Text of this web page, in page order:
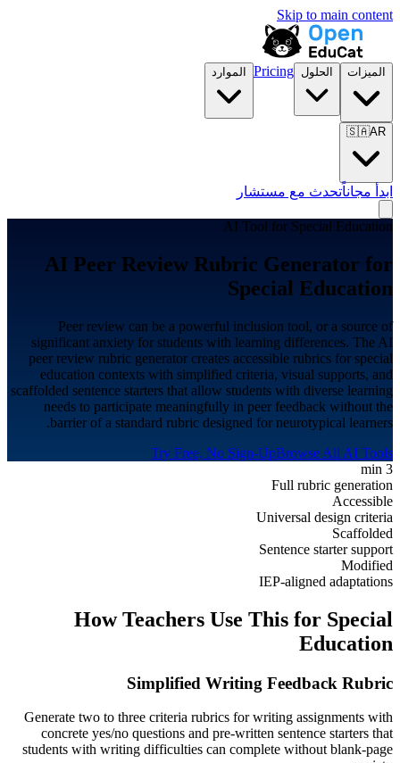
Skip to main content
الميزات الحلول Pricing الموارد
🇸🇦AR
ابدأ مجاناًتحدث مع مستشار
AI Tool for Special Education
AI Peer Review Rubric Generator for
Special Education
Peer review can be a powerful inclusion tool, or a source of
significant anxiety for students with learning differences. The AI
peer review rubric generator creates accessible rubrics for special
education contexts with simplified criteria, visual supports, and
scaffolded sentence starters that allow students with diverse learning
needs to participate meaningfully in peer feedback without the
barrier of a standard rubric designed for neurotypical learners.
Try Free, No Sign-UpBrowse All AI Tools
3 min
Full rubric generation
Accessible
Universal design criteria
Scaffolded
Sentence starter support
Modified
IEP-aligned adaptations
How Teachers Use This for Special
Education
Simplified Writing Feedback Rubric
Generate two to three criteria rubrics for writing assignments with
concrete yes/no questions and pre-written sentence starters that
students with writing difficulties can complete without blank-page